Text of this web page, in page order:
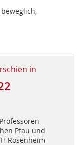
in
Pfau und
Rosenheim